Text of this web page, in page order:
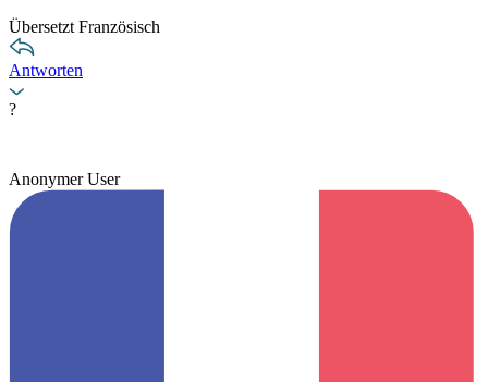
Übersetzt Französisch
Antworten
?
Anonymer User